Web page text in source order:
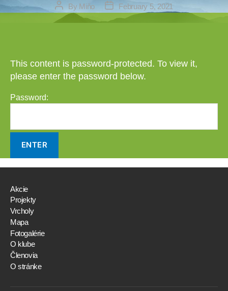
Post
author
By Miňo
Post
date
February 5, 2021
This content is password-protected. To view it,
please enter the password below.
Password:
Akcie
Projekty
Vrcholy
Mapa
Fotogalérie
O klube
Členovia
O stránke